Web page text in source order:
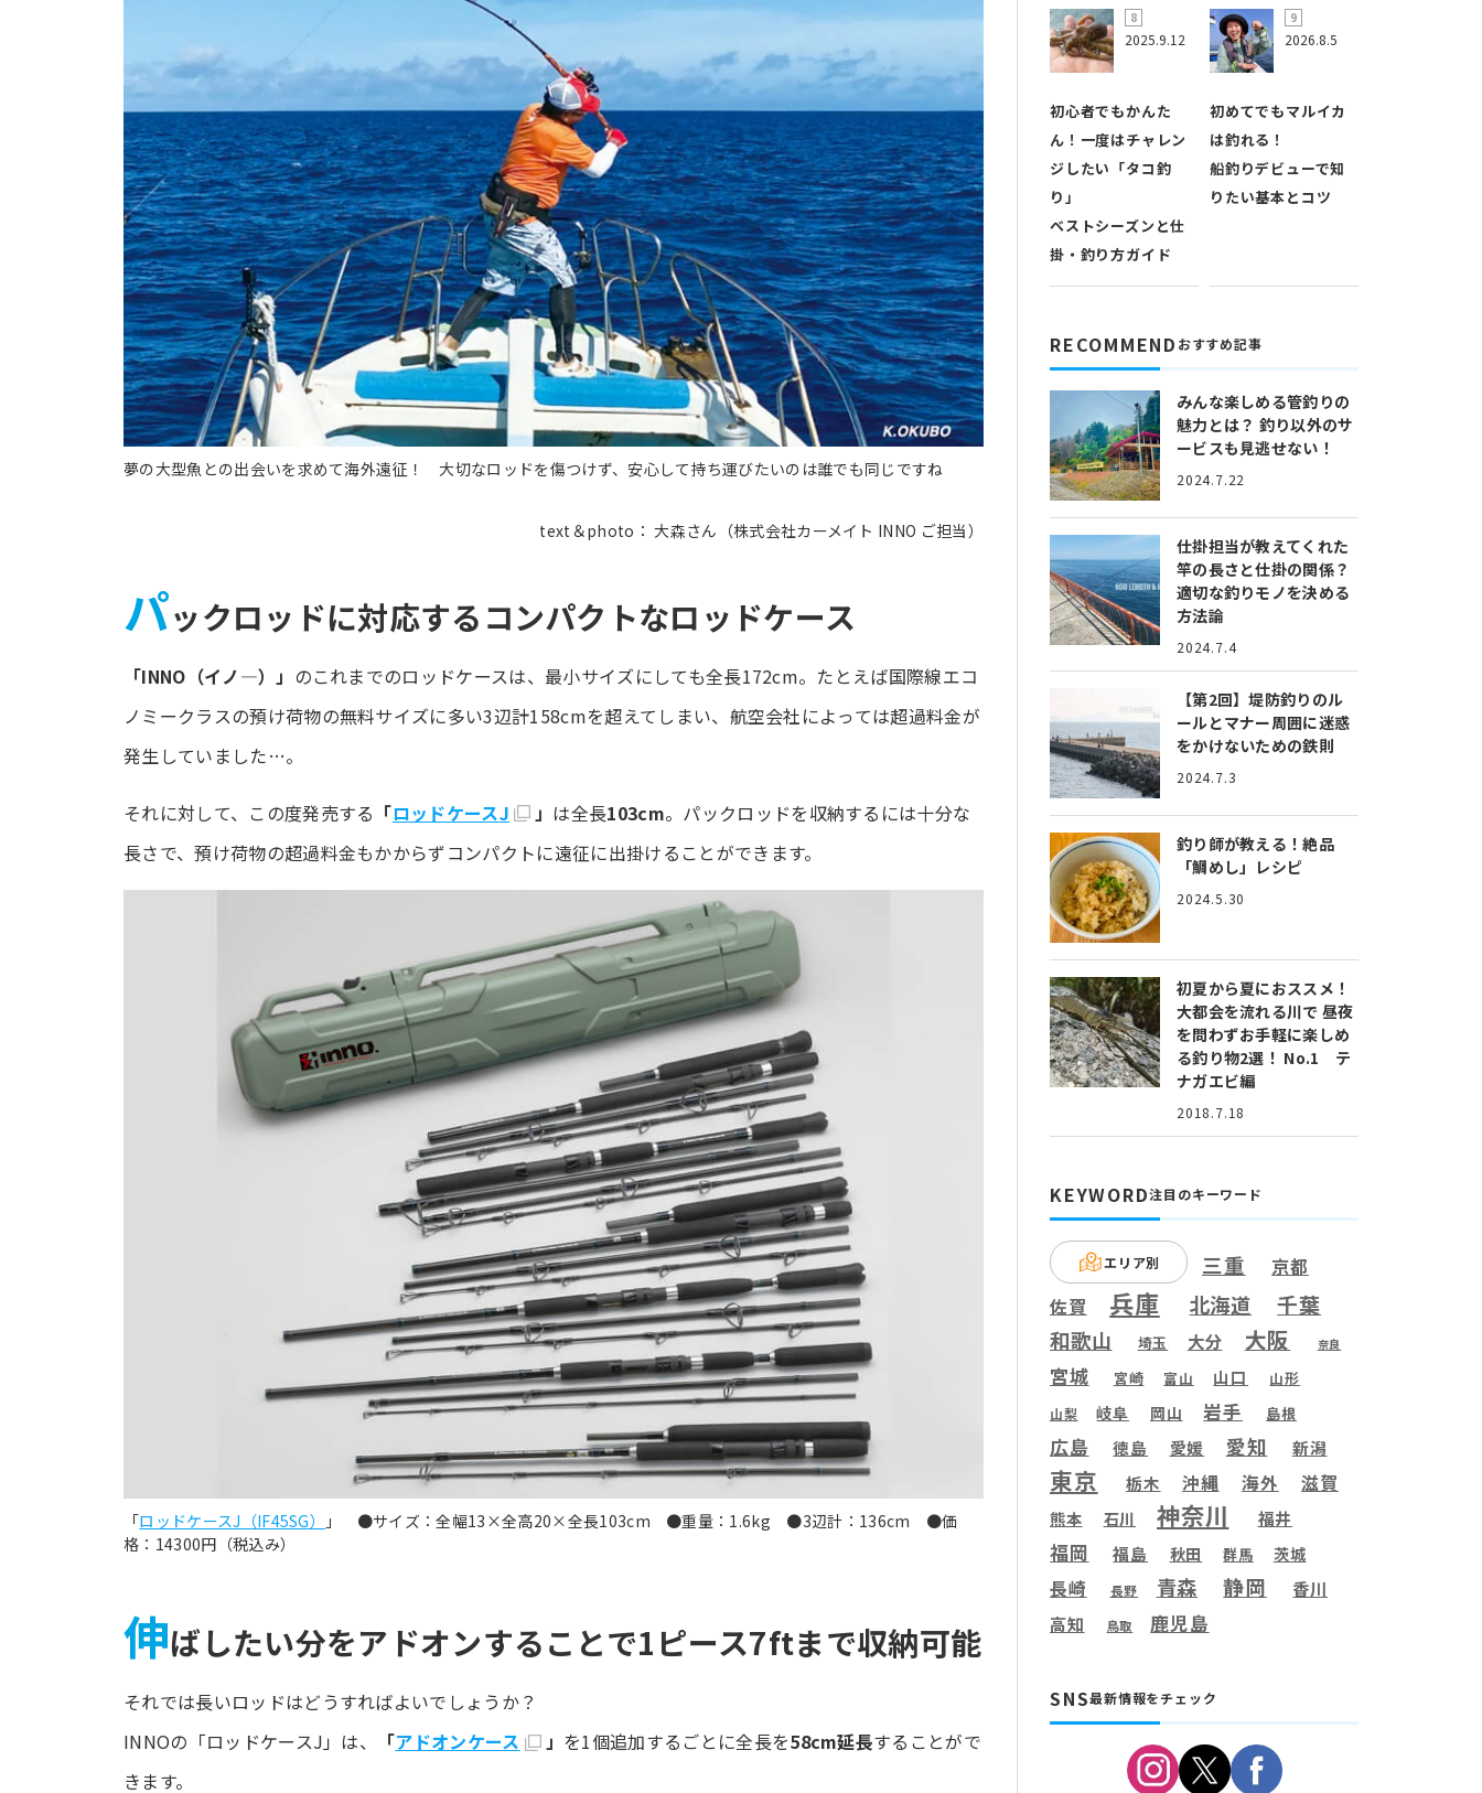
夢の大型魚との出会いを求めて海外遠征！ 大切なロッドを傷つけず、安心して持ち運びたいのは誰でも同じですね
text＆photo： 大森さん（株式会社カーメイト INNO ご担当）
パックロッドに対応するコンパクトなロッドケース
「INNO（イノ―）」 のこれまでのロッドケースは、最小サイズにしても全長172cm。たとえば国際線エコ
ノミークラスの預け荷物の無料サイズに多い3辺計158cmを超えてしまい、航空会社によっては超過料金が
発生していました…。
それに対して、この度発売する 「ロッドケースJ 」 は全長103cm。パックロッドを収納するには十分な
長さで、預け荷物の超過料金もかからずコンパクトに遠征に出掛けることができます。
「ロッドケースJ（IF45SG）
」 ●サイズ：全幅13×全高20×全長103cm ●重量：1.6kg ●3辺計：136cm ●価
格：14300円（税込み）
伸ばしたい分をアドオンすることで1ピース7ftまで収納可能
それでは長いロッドはどうすればよいでしょうか？
INNOの「ロッドケースJ」は、
「アドオンケース 」 を1個追加するごとに全長を58cm延長することがで
きます。
2025.9.12
初心者でもかんた
ん！一度はチャレン
ジしたい「タコ釣
り」
ベストシーズンと仕
掛・釣り方ガイド
2026.8.5
初めてでもマルイカ
は釣れる！
船釣りデビューで知
りたい基本とコツ
RECOMMEND おすすめ記事
みんな楽しめる管釣りの
魅力とは？ 釣り以外のサ
ービスも見逃せない！
2024.7.22
仕掛担当が教えてくれた
竿の長さと仕掛の関係？
適切な釣りモノを決める
方法論
2024.7.4
【第2回】堤防釣りのル
ールとマナー周囲に迷惑
をかけないための鉄則
2024.7.3
釣り師が教える！絶品
「鯛めし」レシピ
2024.5.30
初夏から夏におススメ！
大都会を流れる川で 昼夜
を問わずお手軽に楽しめ
る釣り物2選！ No.1 テ
ナガエビ編
2018.7.18
KEYWORD注目のキーワード
エリア別 三重 京都
佐賀 兵庫 北海道 千葉
和歌山 埼玉 大分 大阪 奈良
宮城 宮崎 富山 山口 山形
山梨 岐阜 岡山 岩手 島根
広島 徳島 愛媛 愛知 新潟
東京 栃木 沖縄 海外 滋賀
熊本 石川 神奈川 福井
福岡 福島 秋田 群馬 茨城
長崎 長野 青森 静岡 香川
高知 鳥取 鹿児島
SNS最新情報をチェック